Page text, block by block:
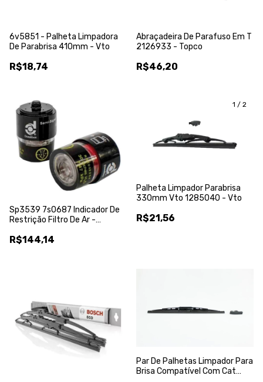
6v5851 - Palheta Limpadora
De Parabrisa 410mm - Vto
R$18,74
Abraçadeira De Parafuso Em T
2126933 - Topco
R$46,20
Sp3539 7s0687 Indicador De
Restrição Filtro De Ar -
R$144,14
1 / 2
Palheta Limpador Parabrisa
330mm Vto 1285040 - Vto
R$21,56
Par De Palhetas Limpador Para
Brisa Compatível Com Cat